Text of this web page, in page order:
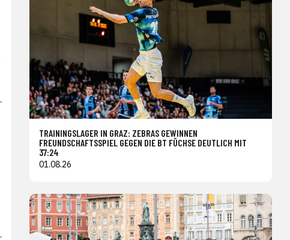
TRAININGSLAGER IN GRAZ: ZEBRAS GEWINNEN
FREUNDSCHAFTSSPIEL GEGEN DIE BT FÜCHSE DEUTLICH MIT
37:24
01.08.26